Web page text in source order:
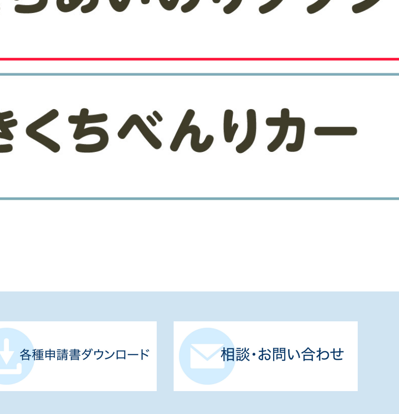
広報誌・通信 つどいの広場８月行事予定について